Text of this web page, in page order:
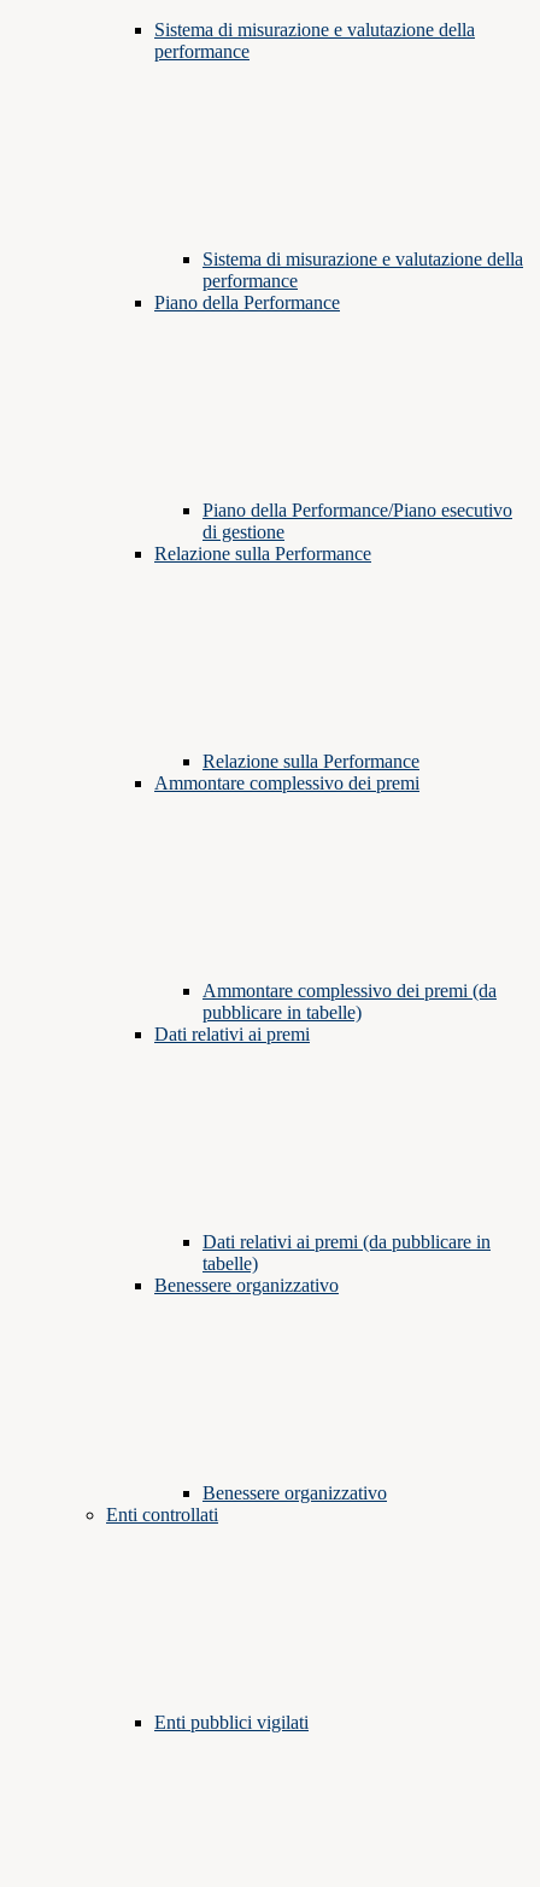
Sistema di misurazione e valutazione della
performance
Sistema di misurazione e valutazione della
performance
Piano della Performance
Piano della Performance/Piano esecutivo
di gestione
Relazione sulla Performance
Relazione sulla Performance
Ammontare complessivo dei premi
Ammontare complessivo dei premi (da
pubblicare in tabelle)
Dati relativi ai premi
Dati relativi ai premi (da pubblicare in
tabelle)
Benessere organizzativo
Benessere organizzativo
Enti controllati
Enti pubblici vigilati